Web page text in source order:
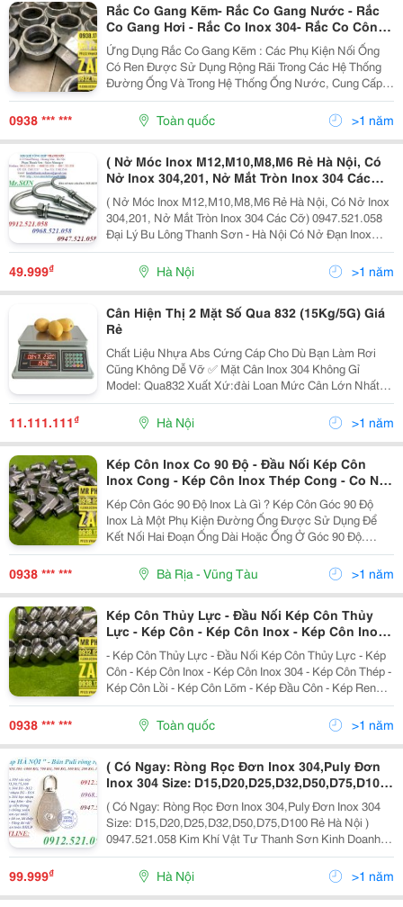
Rắc Co Gang Kẽm- Rắc Co Gang Nước - Rắc
Co Gang Hơi - Rắc Co Inox 304- Rắc Co Côn
Inox 304- Đầu Nối Rắc Co Inox-Rắc Co Hàn Áp
Lực - Rắc Co Thép Áp Lực- Rắc Co Hàn Lồng
Cao Áp - Rắc Co Áp Lực 1500 Psi- Rắc Co Vi
Sinh Inox 316
Ứng Dụng Rắc Co Gang Kẽm : Các Phụ Kiện Nối Ống
Có Ren Được Sử Dụng Rộng Rãi Trong Các Hệ Thống
Đường Ống Và Trong Hệ Thống Ống Nước, Cung Cấp
Một Cách Thuận Tiện Để Kết Nối Và Ngắt Kết Nối Hai
Đường Ống Hoặc Phụ Kiện. Khớp Nối Liên Kết Này Bao
0938 *** *** Toàn quốc >1 năm
( Nở Móc Inox M12,M10,M8,M6 Rẻ Hà Nội, Có
Nở Inox 304,201, Nở Mắt Tròn Inox 304 Các
Cỡ) Đại Lý Bu Lông Thanh Sơn - Hà Nội Có Nở
Đạn Inox 304, Nở Đóng Trần Bê Tông, Tắc Kê
Đạn, Nở Đạn Thép Mạ Kẽm
M6,M8,M10,M12,M14,M16,M20, Ê Cu Nối Ren,
Đai Ốc Nối Ren
( Nở Móc Inox M12,M10,M8,M6 Rẻ Hà Nội, Có Nở Inox
304,201, Nở Mắt Tròn Inox 304 Các Cỡ) 0947.521.058
Đại Lý Bu Lông Thanh Sơn - Hà Nội Có Nở Đạn Inox
304, Nở Đóng Trần Bê Tông, Tắc Kê Đạn, Nở Đạn Thép
Mạ Kẽm M6,M8,M10,M12,M14,M16,M20, Ê Cu Nối
49.999₫ Hà Nội >1 năm
Cân Hiện Thị 2 Mặt Số Qua 832 (15Kg/5G) Giá
Rẻ
Chất Liệu Nhựa Abs Cứng Cáp Cho Dù Bạn Làm Rơi
Cũng Không Dễ Vỡ ✅ Mặt Cân Inox 304 Không Gỉ
Model: Qua832 Xuất Xứ:đài Loan Mức Cân Lớn Nhất
30Kg Mức Cân Nhỏ Nhất 10G Độ Chia 1G Màn Hình
Hiển Thị Màn...
11.111.111₫ Hà Nội >1 năm
Kép Côn Inox Co 90 Độ - Đầu Nối Kép Côn
Inox Cong - Kép Côn Inox Thép Cong - Co Nối
Kép Côn Inox 304 - Đầu Nối Kép Côn Lồi Inox
Cong 90 Hệ Jic - Co Nối Kép Côn Inox Thẳng
Hệ Jis- Kép Côn Inox Nối Ren Ngoài Chuẩn Mỹ
Nhật
Kép Côn Góc 90 Độ Inox Là Gì ? Kép Côn Góc 90 Độ
Inox Là Một Phụ Kiện Đường Ống Được Sử Dụng Để
Kết Nối Hai Đoạn Ống Dài Hoặc Ống Ở Góc 90 Độ.
Những Khuỷu Tay Này Thường Được Làm Từ Đồng,
Thép Không Gỉ, Thép Carbon Hoặc Pvc. Chúng Được
Sử Dụng Phổ...
0938 *** *** Bà Rịa - Vũng Tàu >1 năm
Kép Côn Thủy Lực - Đầu Nối Kép Côn Thủy
Lực - Kép Côn - Kép Côn Inox - Kép Côn Inox
304 - Kép Côn Thép - Kép Côn Lồi - Kép Côn
Lõm - Kép Đầu Côn - Kép Ren Côn - Kép Côn 2
Đầu Lồi - Kép Côn 2 Đầu Lõm Cong 90 - Kép
Côn Cong 90 Độ
- Kép Côn Thủy Lực - Đầu Nối Kép Côn Thủy Lực - Kép
Côn - Kép Côn Inox - Kép Côn Inox 304 - Kép Côn Thép -
Kép Côn Lồi - Kép Côn Lõm - Kép Đầu Côn - Kép Ren
Côn - Kép Côn 2 Đầu Lồi - Kép Côn 2 Đầu Lõm Cong 90 -
Kép Côn Cong 90...
0938 *** *** Toàn quốc >1 năm
( Có Ngay: Ròng Rọc Đơn Inox 304,Puly Đơn
Inox 304 Size: D15,D20,D25,D32,D50,D75,D100
Rẻ Hà Nội ) Kim Khí Vật Tư Thanh Sơn Kinh
Doanh Puly Vát Inox, Ròng Rọc Vuông Inox,
Puly Cột Cờ, Tay Quay Cột Cờ Bằng Inox, Dây
Cáp Inox 304 Trần, Cáp Inox 304 Bọc Nhựa
( Có Ngay: Ròng Rọc Đơn Inox 304,Puly Đơn Inox 304
Size: D15,D20,D25,D32,D50,D75,D100 Rẻ Hà Nội )
0947.521.058 Kim Khí Vật Tư Thanh Sơn Kinh Doanh
Puly Vát Inox, Ròng Rọc Vuông Inox, Puly Cột Cờ, Tay
Quay Cột Cờ Bằng Inox, Dây Cáp Inox 304 Trần, Cáp...
99.999₫ Hà Nội >1 năm